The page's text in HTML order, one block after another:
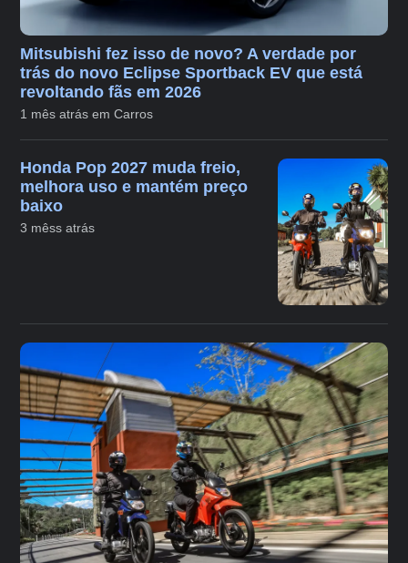
Mitsubishi fez isso de novo? A verdade por
trás do novo Eclipse Sportback EV que está
revoltando fãs em 2026
1 mês atrás em Carros
Honda Pop 2027 muda freio,
melhora uso e mantém preço
baixo
3 mêss atrás